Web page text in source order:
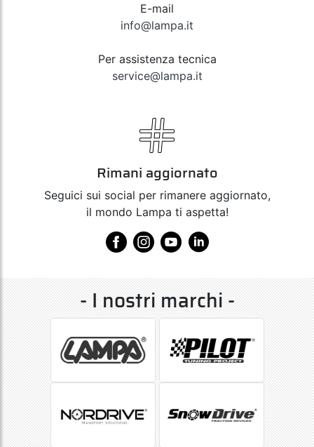
E-mail
info@lampa.it
Per assistenza tecnica
service@lampa.it
Rimani aggiornato
Seguici sui social per rimanere aggiornato,
il mondo Lampa ti aspetta!
- I nostri marchi -